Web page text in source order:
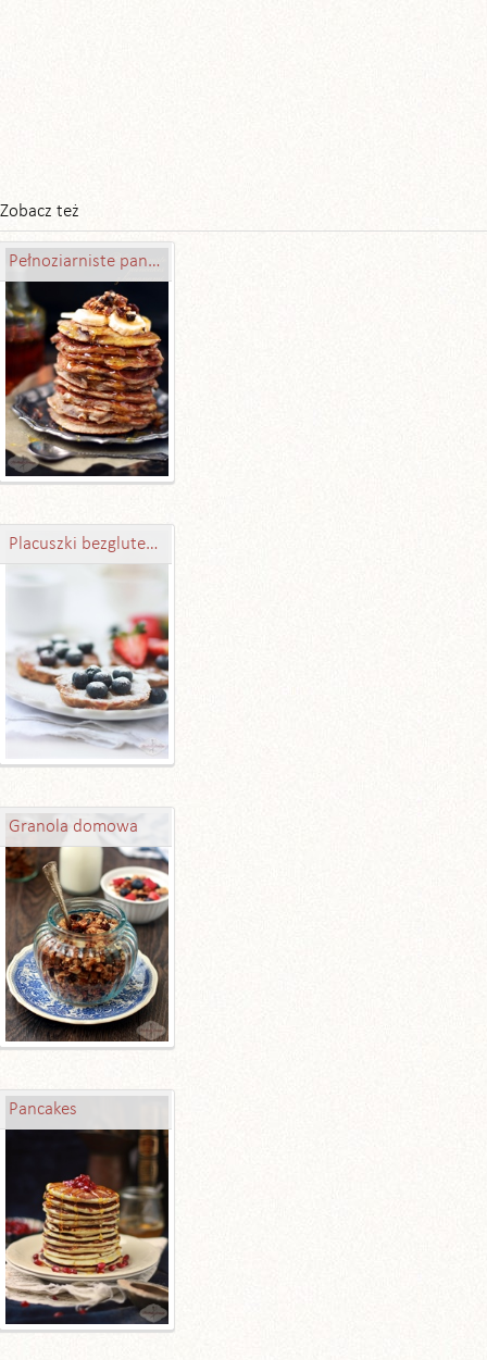
Zobacz też
Pełnoziarniste pancakes z bananami
Placuszki bezglutenowe
Granola domowa
Pancakes